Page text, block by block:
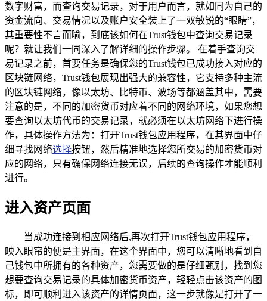
数字财富，而查询交易记录，对于用户而言，就如同为自己的
资金流向、交易情况以及账户安全装上了一双敏锐的“眼睛”，
其重要性不言而喻，到底该如何在Trust钱包中查询交易记录
呢？就让我们一同深入了解详细的操作步骤。 在着手查询交
易记录之前，首要任务是确保您的Trust钱包已成功接入对应的
区块链网络，Trust钱包展现出强大的兼容性，它支持多种主流
的区块链网络，像以太坊、比特币、波场等都涵盖其中，需要
注意的是，不同的加密货币对应着不同的网络环境，如果您想
要查询以太坊代币的交易记录，就必须在以太坊网络下进行操
作，具体操作方法为：打开Trust钱包应用程序，在其界面中仔
细寻找网络选择按钮，然后精准地选择您所交易的加密货币对
应的网络，只有确保网络连接无误，后续的查询操作才能顺利
进行。
进入资产页面
当成功连接到相应网络后,再次打开Trust钱包应用程序，
映入眼帘的便是主界面，在这个界面中，您可以清晰地看到自
己钱包中所拥有的各种资产，您需要做的是仔细甄别，找到您
想要查询交易记录的具体加密货币资产，轻轻点击该资产的图
标，即可顺利进入该资产的详情页面，这一步就像是打开了一